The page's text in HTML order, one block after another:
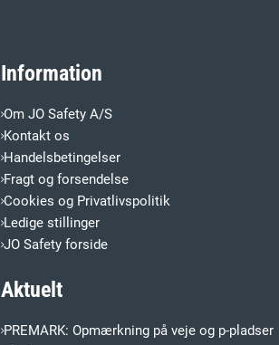
Information
Om JO Safety A/S
Kontakt os
Handelsbetingelser
Fragt og forsendelse
Cookies og Privatlivspolitik
Ledige stillinger
JO Safety forside
Aktuelt
PREMARK: Opmærkning på veje og p-pladser